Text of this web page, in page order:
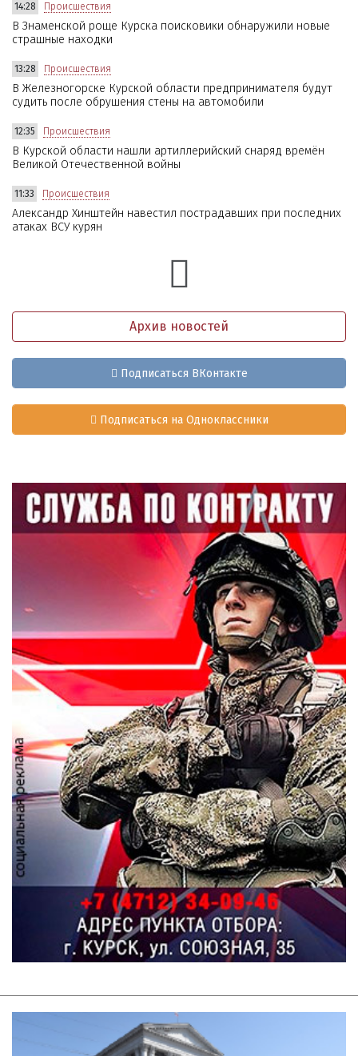
14:28 Происшествия
В Знаменской роще Курска поисковики обнаружили новые
страшные находки
13:28 Происшествия
В Железногорске Курской области предпринимателя будут
судить после обрушения стены на автомобили
12:35 Происшествия
В Курской области нашли артиллерийский снаряд времён
Великой Отечественной войны
11:33 Происшествия
Александр Хинштейн навестил пострадавших при последних
атаках ВСУ курян
Архив новостей
Подписаться ВКонтакте
Подписаться на Одноклассники